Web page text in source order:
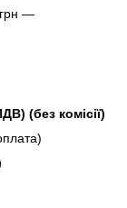
—
(без комісії)